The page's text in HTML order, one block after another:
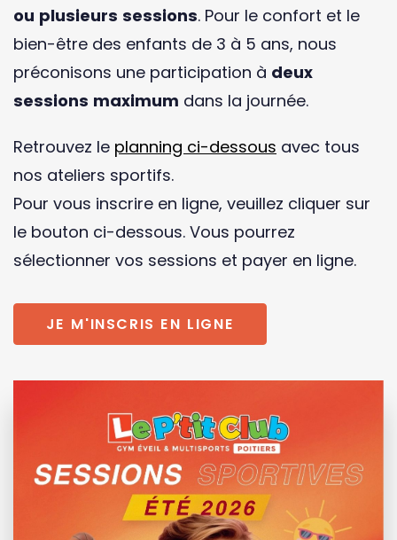
ou plusieurs sessions. Pour le confort et le
bien-être des enfants de 3 à 5 ans, nous
préconisons une participation à deux
sessions maximum dans la journée.
Retrouvez le planning ci-dessous avec tous
nos ateliers sportifs.
Pour vous inscrire en ligne, veuillez cliquer sur
le bouton ci-dessous. Vous pourrez
sélectionner vos sessions et payer en ligne.
JE M'INSCRIS EN LIGNE